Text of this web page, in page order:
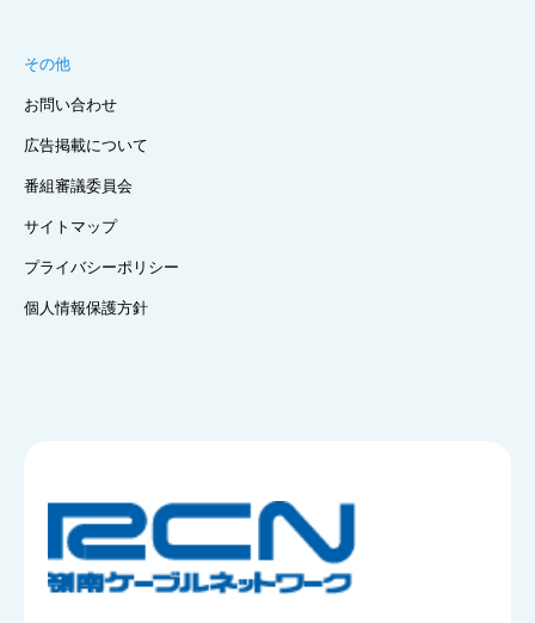
その他
お問い合わせ
広告掲載について
番組審議委員会
サイトマップ
プライバシーポリシー
個人情報保護方針